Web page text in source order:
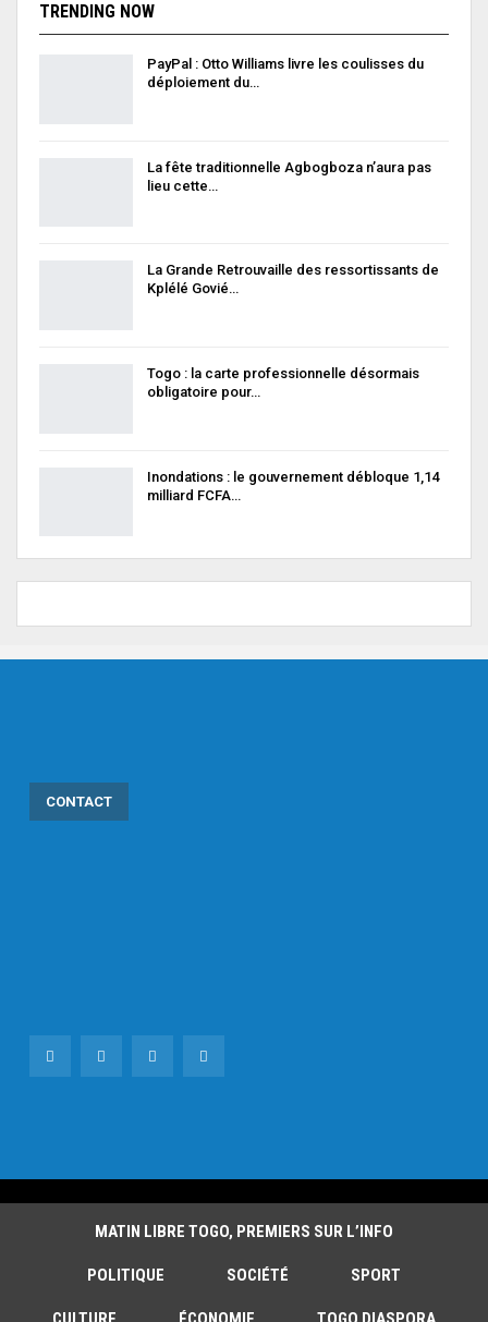
TRENDING NOW
PayPal : Otto Williams livre les coulisses du
déploiement du…
La fête traditionnelle Agbogboza n’aura pas
lieu cette…
La Grande Retrouvaille des ressortissants de
Kplélé Govié…
Togo : la carte professionnelle désormais
obligatoire pour…
Inondations : le gouvernement débloque 1,14
milliard FCFA…
CONTACT
MATIN LIBRE TOGO, PREMIERS SUR L’INFO
POLITIQUE SOCIÉTÉ SPORT